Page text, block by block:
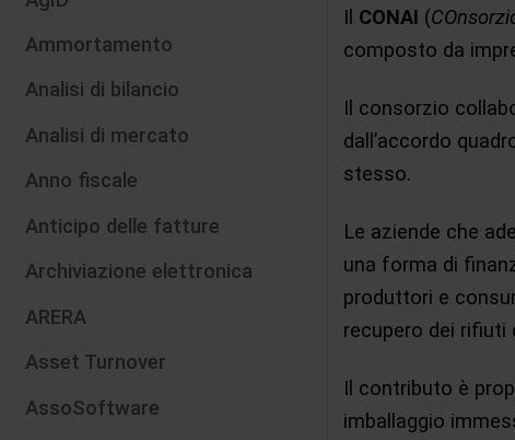
Ammortamento
Analisi di bilancio
Analisi di mercato
Anno fiscale
Anticipo delle fatture
Archiviazione elettronica
ARERA
Asset Turnover
AssoSoftware
Il CONAI (
composto da
Il consorzio
dall’accordo
stesso.
Le aziende che
una forma di
produttori e
recupero dei rifiuti
Il contributo è
imballaggio